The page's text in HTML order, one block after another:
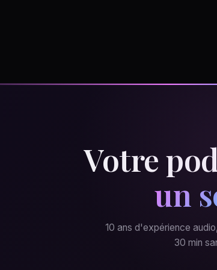
Votre
un
10 ans d'expérience
30 min